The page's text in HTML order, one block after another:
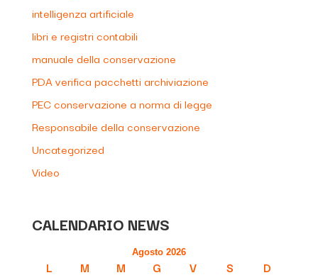
intelligenza artificiale
libri e registri contabili
manuale della conservazione
PDA verifica pacchetti archiviazione
PEC conservazione a norma di legge
Responsabile della conservazione
Uncategorized
Video
CALENDARIO NEWS
Agosto 2026
L M M G V S
D